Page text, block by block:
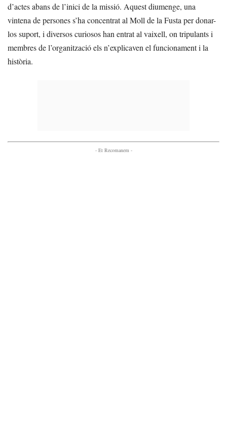
d’actes abans de l’inici de la missió. Aquest diumenge, una
vintena de persones s’ha concentrat al Moll de la Fusta per donar-
los suport, i diversos curiosos han entrat al vaixell, on tripulants i
membres de l’organització els n’explicaven el funcionament i la
història.
- Et Recomanem -